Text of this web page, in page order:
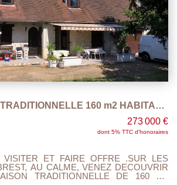
ABREST Maison TRADITIONNELLE 160 m2 HABITABLE
273 000 €
dont 5% TTC d'honoraires
ET FAIRE OFFRE .SUR LES
AU CALME, VENEZ DECOUVRIR
TRADITIONNELLE DE 160 M2